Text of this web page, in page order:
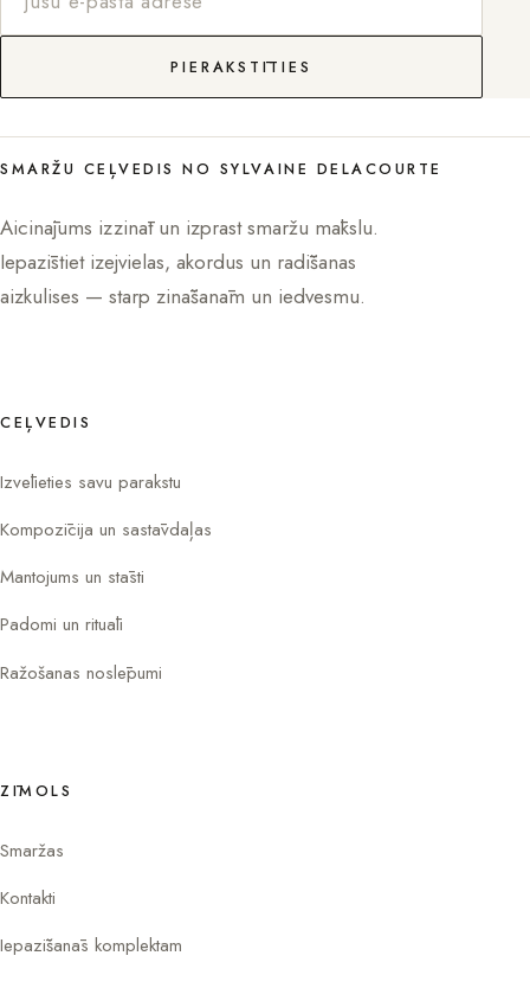
PIERAKSTĪTIES
SMARŽU CEĻVEDIS NO SYLVAINE DELACOURTE
Aicinājums izzināt un izprast smaržu mākslu.
Iepazīstiet izejvielas, akordus un radīšanas
aizkulises — starp zināšanām un iedvesmu.
CEĻVEDIS
Izvēlieties savu parakstu
Kompozīcija un sastāvdaļas
Mantojums un stāsti
Padomi un rituāli
Ražošanas noslēpumi
ZĪMOLS
Smaržas
Kontakti
Iepazīšanās komplektam